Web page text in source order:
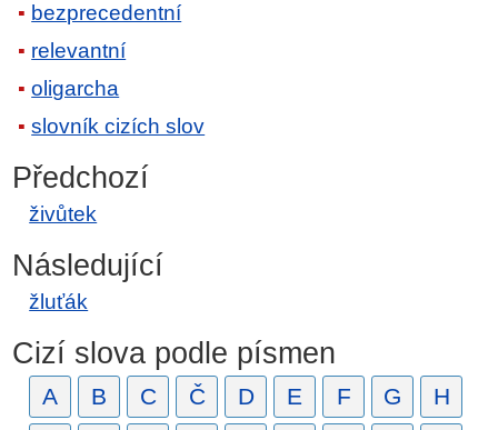
bezprecedentní
relevantní
oligarcha
slovník cizích slov
Předchozí
živůtek
Následující
žluťák
Cizí slova podle písmen
A B C Č D E F G
H